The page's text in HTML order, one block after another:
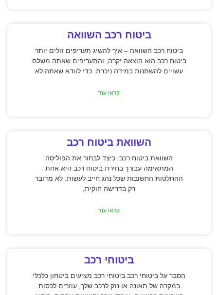
ביטוח רכב השוואה
ביטוח רכב השוואה – איך להשיג תעריפים זולים יותר
ביטוח רכב הוא הוצאה יקרה, והתעריפים שאתה משלם
עשויים להשתנות במידה ניכרת. כדי לוודא שאתה לא
קראו עוד
השוואת ביטוח רכב
השוואת ביטוח רכב: כיצד לבחור את הפוליסה
המתאימה עבורך בחירת ביטוח רכב היא אחת
ההחלטות החשובות שכל נהג חייב לעשות. לא מדובר
רק בדרישה חוקית,
קראו עוד
ביטוחי רכב
הסבר על ביטוחי רכב ביטוחי רכב מציעים ביטחון כלכלי
במקרה של תאונה או נזק לרכב שלך, עוזרים לכסות